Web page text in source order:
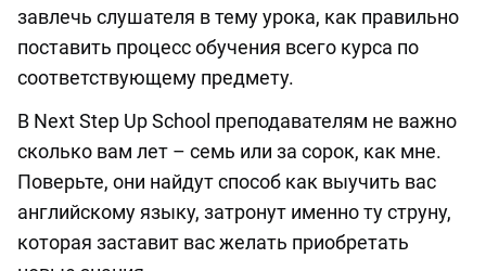
завлечь слушателя в тему урока, как правильно
поставить процесс обучения всего курса по
соответствующему предмету.
В Next Step Up School преподавателям не важно
сколько вам лет – семь или за сорок, как мне.
Поверьте, они найдут способ как выучить вас
английскому языку, затронут именно ту струну,
которая заставит вас желать приобретать